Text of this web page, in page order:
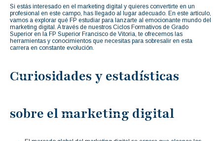
Si estás interesado en el marketing digital y quieres convertirte en un
profesional en este campo, has llegado al lugar adecuado. En este artículo,
vamos a explorar qué FP estudiar para lanzarte al emocionante mundo del
marketing digital. A través de nuestros Ciclos Formativos de Grado
Superior en la FP Superior Francisco de Vitoria, te ofrecemos las
herramientas y conocimientos que necesitas para sobresalir en esta
carrera en constante evolución.
Curiosidades y estadísticas
sobre el marketing digital